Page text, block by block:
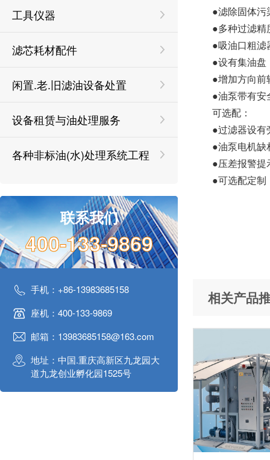
工具仪器
滤芯耗材配件
闲置.老.旧滤油设备处置
设备租赁与油处理服务
各种非标油(水)处理系统工程
联系我们
400-133-9869
手机：+86-13983685158
座机：400-133-9869
邮箱：13983685158@163.com
地址：中国.重庆高新区九龙园大
道九龙创业孵化园1525号
●滤除固体污
●多种过滤精
●吸油口粗滤
●设有集油盘
●增加方向前
●油泵带有安
可选配：
●过滤器设有
●油泵电机缺
●压差报警提
●可选配定制
相关产品